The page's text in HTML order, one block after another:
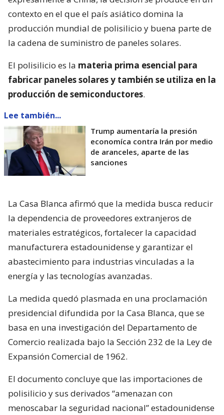
contexto en el que el país asiático domina la
producción mundial de polisilicio y buena parte de
la cadena de suministro de paneles solares.
El polisilicio es la materia prima esencial para
fabricar paneles solares y también se utiliza en la
producción de semiconductores.
Lee también...
Trump aumentaría la presión
economíca contra Irán por medio
de aranceles, aparte de las
sanciones
La Casa Blanca afirmó que la medida busca reducir
la dependencia de proveedores extranjeros de
materiales estratégicos, fortalecer la capacidad
manufacturera estadounidense y garantizar el
abastecimiento para industrias vinculadas a la
energía y las tecnologías avanzadas.
La medida quedó plasmada en una proclamación
presidencial difundida por la Casa Blanca, que se
basa en una investigación del Departamento de
Comercio realizada bajo la Sección 232 de la Ley de
Expansión Comercial de 1962.
El documento concluye que las importaciones de
polisilicio y sus derivados “amenazan con
menoscabar la seguridad nacional” estadounidense